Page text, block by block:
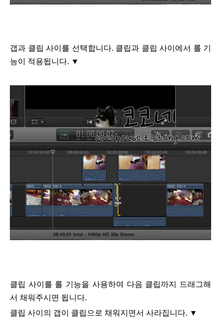
갭과 클립 사이를 선택합니다. 클립과 클립 사이에서 롤 기
능이 적용됩니다. ▼
클립 사이를 롤 기능을 사용하여 다음 클립까지 드래그해
서 채워주시면 됩니다.
클립 사이의 갭이 클립으로 채워지면서 사라집니다. ▼